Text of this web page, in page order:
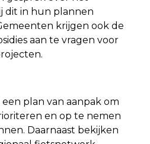
dit in hun plannen
krijgen ook de
aan te vragen voor
plan van aanpak om
en op te nemen
Daarnaast bekijken